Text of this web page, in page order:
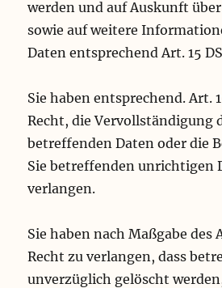
werden und auf Auskunft
sowie auf weitere
Daten entsprechend Art. 15
Sie haben entsprechend. Art.
Recht, die Vervollständigung
betreffenden Daten oder die
Sie betreffenden unrichtigen
verlangen.
Sie haben nach Maßgabe des
Recht zu verlangen, dass
unverzüglich gelöscht